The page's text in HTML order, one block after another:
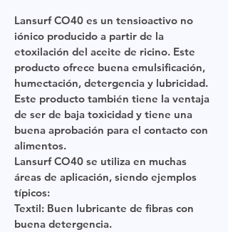
Lansurf CO40 es un tensioactivo no
iónico producido a partir de la
etoxilación del aceite de ricino. Este
producto ofrece buena emulsificación,
humectación, detergencia y lubricidad.
Este producto también tiene la ventaja
de ser de baja toxicidad y tiene una
buena aprobación para el contacto con
alimentos.
Lansurf CO40 se utiliza en muchas
áreas de aplicación, siendo ejemplos
típicos:
Textil: Buen lubricante de fibras con
buena detergencia.